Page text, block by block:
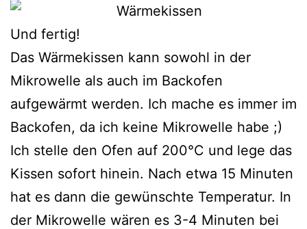
Und fertig!
Das Wärmekissen kann sowohl in der
Mikrowelle als auch im Backofen
aufgewärmt werden. Ich mache es immer im
Backofen, da ich keine Mikrowelle habe ;)
Ich stelle den Ofen auf 200°C und lege das
Kissen sofort hinein. Nach etwa 15 Minuten
hat es dann die gewünschte Temperatur. In
der Mikrowelle wären es 3-4 Minuten bei